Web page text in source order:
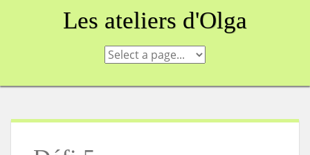
Les ateliers d'Olga